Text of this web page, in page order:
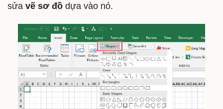
sửa vẽ sơ đồ dựa vào nó.